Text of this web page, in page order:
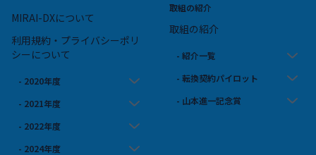
MIRAI-DXについて
利用規約・プライバシーポリ
シーについて
- 2020年度
- 2021年度
- 2022年度
- 2024年度
取組の紹介
取組の紹介
- 紹介一覧
- 転換契約パイロット
- 山本進一記念賞